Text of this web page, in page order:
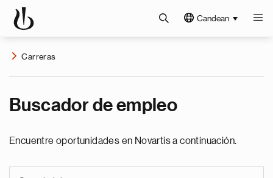
Candean
Carreras
Buscador de empleo
Encuentre oportunidades en Novartis a continuación.